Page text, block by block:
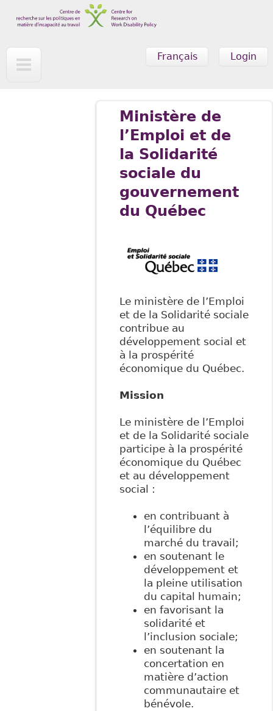
Skip to main content
Login
Français
Ministère de
l’Emploi et de
la Solidarité
sociale du
gouvernement
du Québec
Le ministère de l’Emploi
et de la Solidarité sociale
contribue au
développement social et
à la prospérité
économique du Québec.
Mission
Le ministère de l’Emploi
et de la Solidarité sociale
participe à la prospérité
économique du Québec
et au développement
social :
en contribuant à
l’équilibre du
marché du travail;
en soutenant le
développement et
la pleine utilisation
du capital humain;
en favorisant la
solidarité et
l’inclusion sociale;
en soutenant la
concertation en
matière d’action
communautaire et
bénévole.